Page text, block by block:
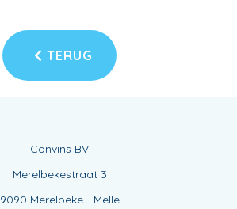
TERUG
Convins BV
Merelbekestraat 3
9090 Merelbeke - Melle